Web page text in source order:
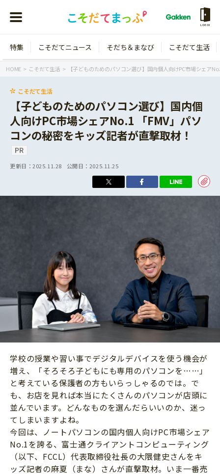
LOGIN
年齢から探す
2歳
年長
小学1年生
小学2年生
特集
こそだてニュース
幼稚園・保育園
小学校
科学・プログラミング
教育・学習
絵本・読み聞かせ
読書感想文
本・読書
運動・あそび・ゲーム
英語
習い事
知育
住まい
ファッション・美容
行事・イベント
トラブル
親子でいっしょに
おでかけ
家族
料理
マネー
健康
こそだてマンガ
特集 こそだてニュース そだち＆まなび こそだて生活
HOME こそだて生活 【子どものためのパソコン選び】国内個人向けPC市場シェア
こそだて生活
【子どものためのパソコン選び】国内個
人向けPC市場シェアNo.1 「FMV」パソ
コンの秘密をキッズ記者が直撃取材！
更新日：2025.11.28 公開日： 2025.11.25
学校の授業や習い事でデジタルデバイスを使う機会が
増え、「そろそろ子どもにも専用のパソコンを……」
と考えている保護者の方もいらっしゃるのでは。で
も、お店を見れば本当にたくさんのパソコンが店頭に
並んでいます。どんなものを選んだらいいのか、迷っ
てしまいますよね。
今回は、ノートパソコンの国内個人向けPC市場シェア
No.1を誇る、富士通クライアントコンピューティング
（以下、FCCL）代表取締役社長の大隈健史さんをキ
ッズ記者の麻夏（まな）さんが直撃取材。いま一番売